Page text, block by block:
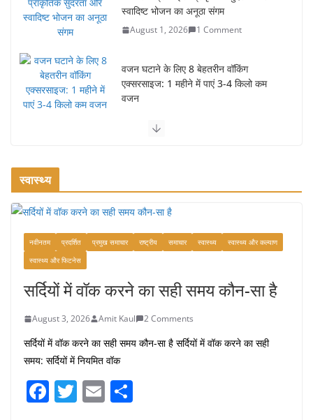
एक्सरसाइज: 1 महीने में पाएं 3-4 किलो कम
वजन
रामेश्वरम यात्रा गाइड: पवित्र तीर्थ स्थल, दर्शन स्थल और पहुंच मार्ग
July 30, 2026 1 Comment
भारत की सबसे खूबसूरत सड़क यात्राएँ:
August 5, 2026 0 Comments
स्वास्थ्य
नवीनतम प्रदर्शित प्रमुख समाचार राष्ट्रीय समाचार स्वास्थ्य
स्वास्थ्य और कल्याण
स्वास्थ्य और फिटनेस
सर्दियों में वॉक करने का सही समय कौन-सा है
August 3, 2026 Amit Kaul 2 Comments
सर्दियों में वॉक करने का सही समय कौन-सा है सर्दियों में वॉक करने का सही
समय: सर्दियों में नियमित वॉक
F T E